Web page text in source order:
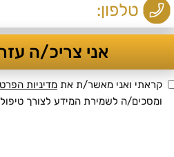
קראתי ואני מאשר/ת אתמדיניות
ומסכים/ה לשמירת המידע לצורך טיפול